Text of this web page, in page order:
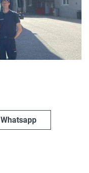
Whatsapp